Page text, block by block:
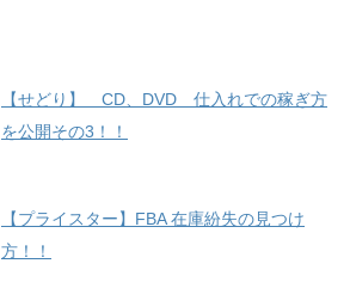
【せどり】 CD、DVD 仕入れでの稼ぎ方
を公開その3！！
【プライスター】FBA 在庫紛失の見つけ
方！！